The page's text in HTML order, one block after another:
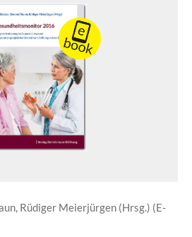
Rüdiger Meierjürgen (Hrsg.) (E-